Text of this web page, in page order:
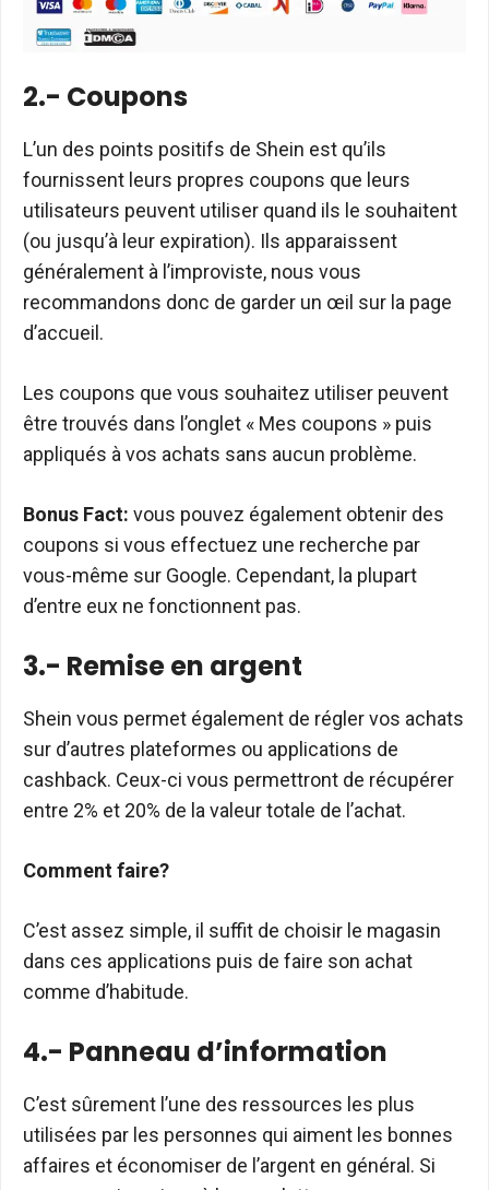
2.- Coupons
L’un des points positifs de Shein est qu’ils
fournissent leurs propres coupons que leurs
utilisateurs peuvent utiliser quand ils le souhaitent
(ou jusqu’à leur expiration). Ils apparaissent
généralement à l’improviste, nous vous
recommandons donc de garder un œil sur la page
d’accueil.
Les coupons que vous souhaitez utiliser peuvent
être trouvés dans l’onglet « Mes coupons » puis
appliqués à vos achats sans aucun problème.
Bonus Fact: vous pouvez également obtenir des
coupons si vous effectuez une recherche par
vous-même sur Google. Cependant, la plupart
d’entre eux ne fonctionnent pas.
3.- Remise en argent
Shein vous permet également de régler vos achats
sur d’autres plateformes ou applications de
cashback. Ceux-ci vous permettront de récupérer
entre 2% et 20% de la valeur totale de l’achat.
Comment faire?
C’est assez simple, il suffit de choisir le magasin
dans ces applications puis de faire son achat
comme d’habitude.
4.- Panneau d’information
C’est sûrement l’une des ressources les plus
utilisées par les personnes qui aiment les bonnes
affaires et économiser de l’argent en général. Si